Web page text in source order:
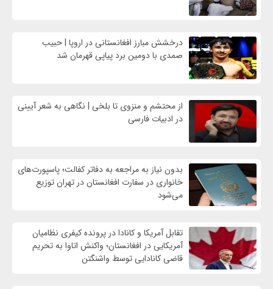
درخشش مبارز افغانستانی در اروپا | حبیب
صمدی با دومین برد پیاپی قهرمان شد
از محتشم و منزوی تا بلخی | نگاهی به شعر آیینی
در ادبیات فارسی
بدون نیاز به مراجعه به دفاتر کفالت؛ پاسپورت‌های
خانواری در سفارت افغانستان در تهران توزیع
می‌شود
تقابل آمریکا و کانادا در پرونده کیفری نظامیان
آمریکایی در افغانستان؛ واکنش اتاوا به تحریم
قاضی کانادایی توسط واشنگتن